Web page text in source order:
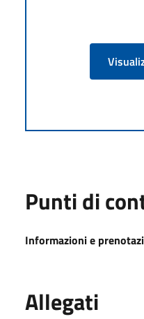
Punti di
Informazioni e
Allegati